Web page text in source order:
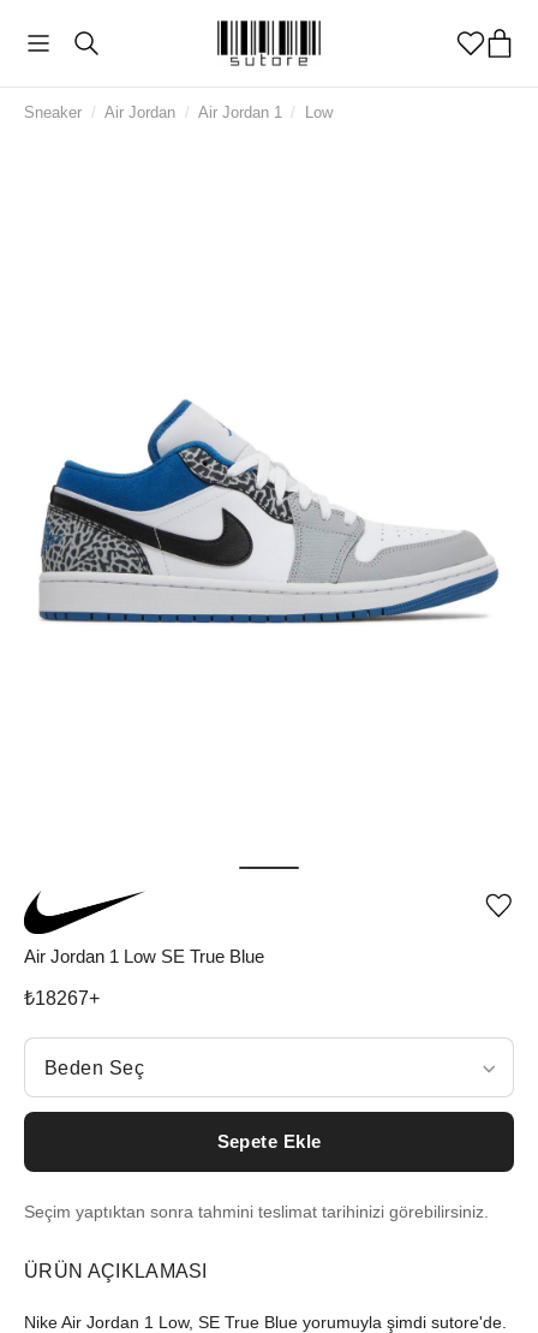
Sneaker / Air Jordan / Air Jordan 1 / Low
Air Jordan 1 Low SE True Blue
₺18267+
Beden Seç
Beden Seç
Sepete Ekle
Seçim yaptıktan sonra tahmini teslimat tarihinizi görebilirsiniz.
ÜRÜN AÇIKLAMASI
Nike Air Jordan 1 Low, SE True Blue yorumuyla şimdi sutore'de.